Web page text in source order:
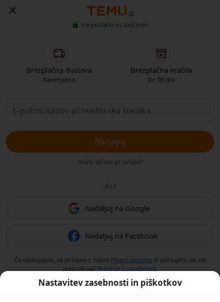
SI
Vsi podatki so zaščiteni
Brezplačna dostava
Neverjetno
Brezplačna vračila
Do 90 dni
Nadaljuj
Imate težave pri prijavi?
ALI
Nadaljuj na Google
Nadaljuj na Facebook
Če nadaljujete, se strinjate z našim Pogoji uporabe in potrjujete, da ste
prebrali naš Pravilnik o zasebnosti.
Nastavitev zasebnosti in piškotkov